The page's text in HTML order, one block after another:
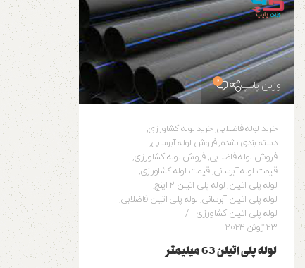
وزین پایپ 0
خرید لوله فاضلابی,خرید لوله کشاورزی,
دسته بندی نشده,فروش لوله آبرسانی,
فروش لوله فاضلابی,فروش لوله کشاورزی,
قیمت لوله آبرسانی,قیمت لوله کشاورزی,
لوله پلی اتیلن, لوله پلی اتیلن 2 اینچ
,
لوله پلی اتیلن آبرسانی, لوله پلی اتیلن فاضلابی,
لوله پلی اتیلن کشاورزی
23 ژوئن 2024
لوله پلی اتیلن 63 میلیمتر